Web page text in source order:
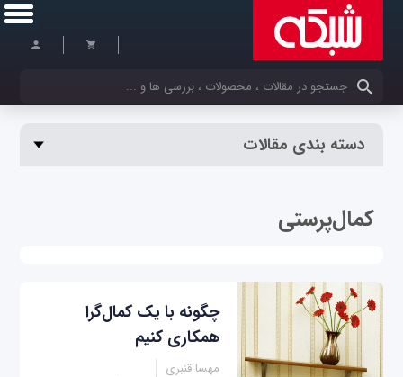
کلمات کلیدی خود را وارد کنید
دسته بندی مقالات
کمال‌پرستی
چگونه با یک کمال‌گرا
همکاری کنیم
مهسا قنبری